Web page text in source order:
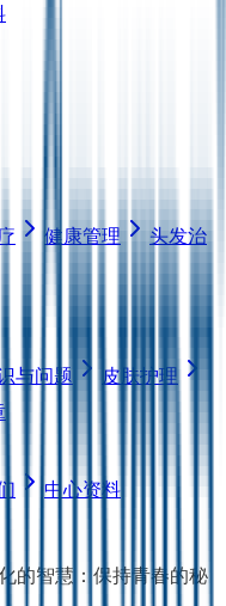
健康管理
头发治
与问题
皮肤护理
中心资料
的智慧：保持青春的秘